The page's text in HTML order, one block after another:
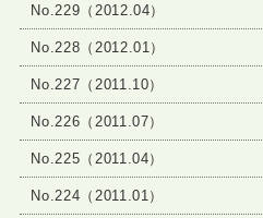
No.229（2012.04）
No.228（2012.01）
No.227（2011.10）
No.226（2011.07）
No.225（2011.04）
No.224（2011.01）